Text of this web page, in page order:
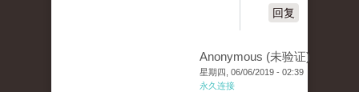
回复
Anonymous (未验证)
星期四, 06/06/2019 - 02:39
永久连接